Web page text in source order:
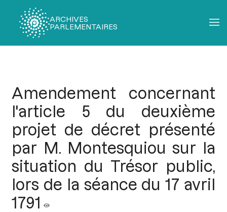
ARCHIVES
PARLEMENTAIRES
Amendement concernant
l'article 5 du deuxième
projet de décret présenté
par M. Montesquiou sur la
situation du Trésor public,
lors de la séance du 17 avril
1791